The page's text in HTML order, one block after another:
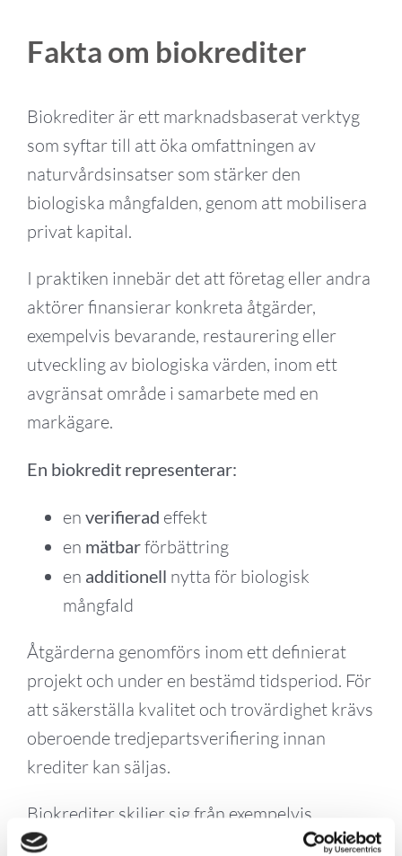
Fakta om biokrediter
Biokrediter är ett marknadsbaserat verktyg
som syftar till att öka omfattningen av
naturvårdsinsatser som stärker den
biologiska mångfalden, genom att mobilisera
privat kapital.
I praktiken innebär det att företag eller andra
aktörer finansierar konkreta åtgärder,
exempelvis bevarande, restaurering eller
utveckling av biologiska värden, inom ett
avgränsat område i samarbete med en
markägare.
En biokredit representerar:
en verifierad effekt
en mätbarförbättring
en additionell nytta för biologisk
mångfald
Åtgärderna genomförs inom ett definierat
projekt och under en bestämd tidsperiod. För
att säkerställa kvalitet och trovärdighet krävs
oberoende tredjepartsverifiering innan
krediter kan säljas.
Biokrediter skiljer sig från exempelvis
kolkrediter genom att de fokuserar på